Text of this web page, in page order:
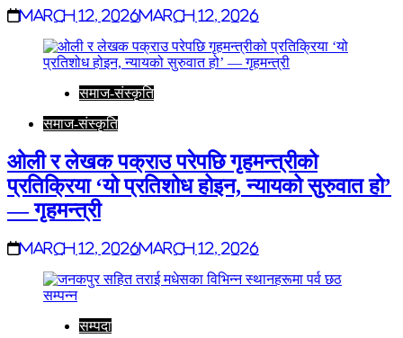
March 12, 2026March 12, 2026
समाज-संस्कृति
समाज-संस्कृति
ओली र लेखक पक्राउ परेपछि गृहमन्त्रीको
प्रतिक्रिया ‘यो प्रतिशोध होइन, न्यायको सुरुवात हो’
— गृहमन्त्री
March 12, 2026March 12, 2026
सम्पदा